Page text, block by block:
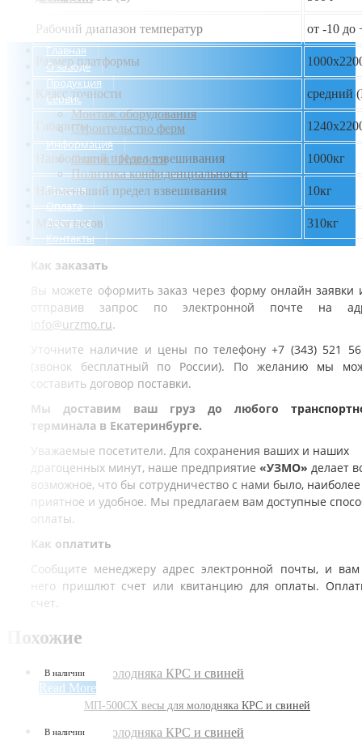
Главная
О заводе
Продукция
Сервис
Монтаж оборудования
Строительство ферм
Информация
Статьи / Новости
Политика конфиденциальности
Галерея
Оплата
Доставка
Контакты
Рабочий диапазон температур от -10 до
Размер платформы
Класс точности средний
Габариты
Наибольший предел взвешивания 1000кг
Наименьший предел взвешивания 10кг
Масса весов 310кг
Как заказать
Вы можете оформить заказ через форму онлайн заявки
отправив запрос по электронной почте на
info@urzmo.ru.
Уточните наличие и цены по телефону +7 (343) 521
(звонок бесплатный по России). По желанию мы
составить договор поставки.
Мы доставим ваш груз до любого
терминала в Екатеринбурге.
Уважаемые посетители. Для сохранения ваших и наших
драгоценных минут, наше предприятие «УЗМО» делает
возможное, что бы сотрудничество с нами было, наиболее
приятное и удобное. Мы предлагаем вам доступные
оплаты.
Как оплатить
Сообщите менеджеру адрес электронной почты, и
него пришлют счет или квитанцию для оплаты.
счет.
Похожие
В наличии
Read More
МП-500СХ весы для молодняка КРС и свиней
В наличии